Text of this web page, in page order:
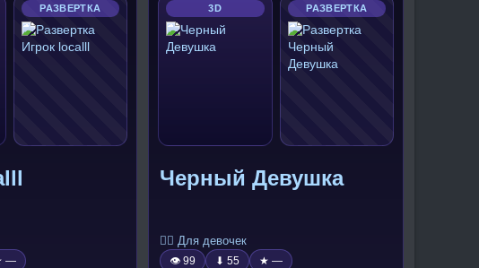
РАЗВЕРТКА
—
3D РАЗВЕРТКА
Черный Девушка
🧍‍♀️ Для девочек
👁 99 ⬇ 55 ★ —